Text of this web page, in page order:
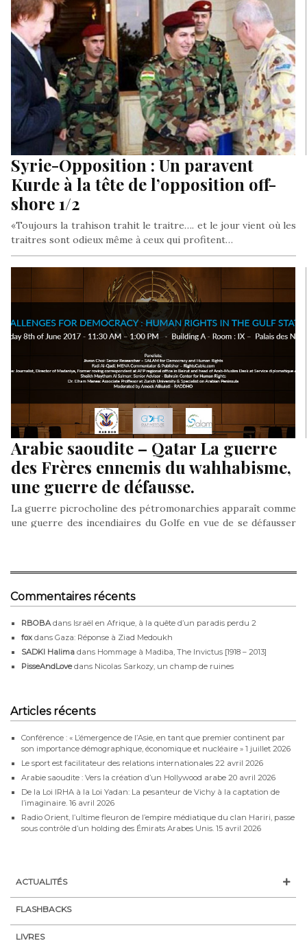
Syrie-Opposition : Un paravent
Kurde à la tête de l’opposition off-
shore 1/2
«Toujours la trahison trahit le traitre…. et le jour vient où les
traitres sont odieux même à ceux qui profitent…
Arabie saoudite – Qatar La guerre
des Frères ennemis du wahhabisme,
une guerre de défausse.
La guerre picrocholine des pétromonarchies apparaît comme
une guerre des incendiaires du Golfe en vue de se défausser
Commentaires récents
RBOBAdans Israël en Afrique, à la quête d’un paradis perdu 2
fox dans Gaza: Réponse à Ziad Medoukh
SADKI Halima dans Hommage à Madiba, The Invictus [1918 – 2013]
PisseAndLovedans Nicolas Sarkozy, un champ de ruines
Articles récents
Conférence : « L’émergence de l’Asie, en tant que premier continent par
son importance démographique, économique et nucléaire » 1 juillet 2026
Le sport est facilitateur des relations internationales 22 avril 2026
Arabie saoudite : Vers la création d’un Hollywood arabe 20 avril 2026
De la Loi IRHA à la Loi Yadan: La pesanteur de Vichy à la captation de
l’imaginaire. 16 avril 2026
Radio Orient, l’ultime fleuron de l’empire médiatique du clan Hariri, passe
sous contrôle d’un holding des Émirats Arabes Unis. 15 avril 2026
ACTUALITÉS
FLASHBACKS
LIVRES